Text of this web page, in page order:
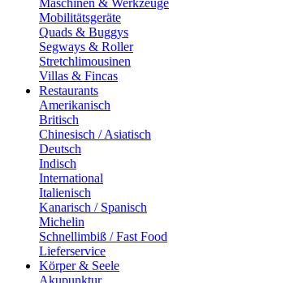
Maschinen & Werkzeuge
Mobilitätsgeräte
Quads & Buggys
Segways & Roller
Stretchlimousinen
Villas & Fincas
Restaurants
Amerikanisch
Britisch
Chinesisch / Asiatisch
Deutsch
Indisch
International
Italienisch
Kanarisch / Spanisch
Michelin
Schnellimbiß / Fast Food
Lieferservice
Körper & Seele
Akupunktur